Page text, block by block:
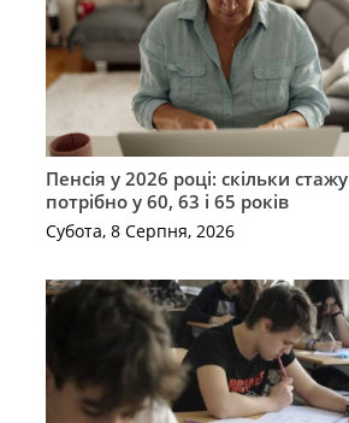
Пенсія у 2026 році: скільки стажу
потрібно у 60, 63 і 65 років
Субота, 8 Серпня, 2026